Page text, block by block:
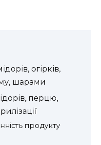
огірків,
шарами
перцю,
продукту